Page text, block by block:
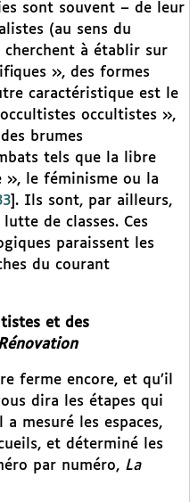
sont souvent – de leur
(au sens du
à établir sur
», des formes
caractéristique est le
occultistes »,
brumes
tels que la libre
», le féminisme ou la
. Ils sont, par ailleurs,
de classes. Ces
paraissent les
du courant
et des
ferme encore, et qu’il
dira les étapes qui
mesuré les espaces,
et déterminé les
par numéro, La